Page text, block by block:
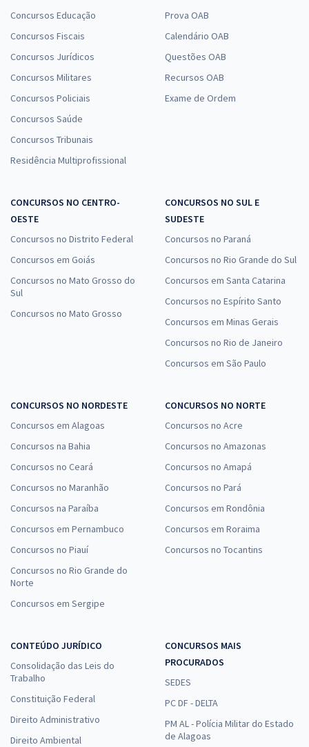
Concursos Educação
Concursos Fiscais
Concursos Jurídicos
Concursos Militares
Concursos Policiais
Concursos Saúde
Concursos Tribunais
Residência Multiprofissional
Prova OAB
Calendário OAB
Questões OAB
Recursos OAB
Exame de Ordem
CONCURSOS NO CENTRO-
OESTE
Concursos no Distrito Federal
Concursos em Goiás
Concursos no Mato Grosso do
Sul
Concursos no Mato Grosso
CONCURSOS NO SUL E
SUDESTE
Concursos no Paraná
Concursos no Rio Grande do Sul
Concursos em Santa Catarina
Concursos no Espírito Santo
Concursos em Minas Gerais
Concursos no Rio de Janeiro
Concursos em São Paulo
CONCURSOS NO NORDESTE
Concursos em Alagoas
Concursos na Bahia
Concursos no Ceará
Concursos no Maranhão
Concursos na Paraíba
Concursos em Pernambuco
Concursos no Piauí
Concursos no Rio Grande do
Norte
Concursos em Sergipe
CONCURSOS NO NORTE
Concursos no Acre
Concursos no Amazonas
Concursos no Amapá
Concursos no Pará
Concursos em Rondônia
Concursos em Roraima
Concursos no Tocantins
CONTEÚDO JURÍDICO
Consolidação das Leis do
Trabalho
Constituição Federal
Direito Administrativo
Direito Ambiental
CONCURSOS MAIS
PROCURADOS
SEDES
PC DF - DELTA
PM AL - Polícia Militar do Estado
de Alagoas